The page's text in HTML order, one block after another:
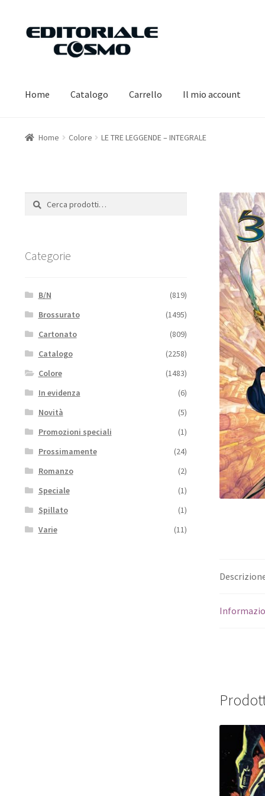
Vai
navigazione
Vai
Home Catalogo Carrello Il mio account
Home Colore LE TRE LEGGENDE – INTEGRALE
Cerca:
Cerca
Categorie
B/N
(819)
Brossurato
(1495)
Cartonato
(809)
Catalogo
(2258)
Colore
(1483)
In evidenza
(6)
Novità
(5)
Promozioni speciali
(1)
Prossimamente
(24)
Romanzo
(2)
Speciale
(1)
Spillato
(1)
Varie
(11)